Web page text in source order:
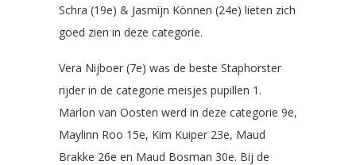
Schra (19e) & Jasmijn Können (24e) lieten zich
goed zien in deze categorie.
Vera Nijboer (7e) was de beste Staphorster
rijder in de categorie meisjes pupillen 1.
Marlon van Oosten werd in deze categorie 9e,
Maylinn Roo 15e, Kim Kuiper 23e, Maud
Brakke 26e en Maud Bosman 30e. Bij de